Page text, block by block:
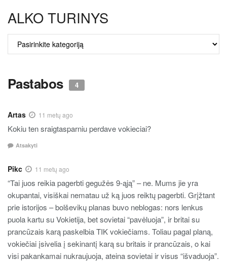
ALKO TURINYS
TURINYS
Pastabos 4
Artas 11 metų ago
Kokiu ten sraigtasparniu perdave vokieciai?
Atsakyti
Pikc 11 metų ago
“Tai juos reikia pagerbti gegužės 9-ąją” – ne. Mums jie yra
okupantai, visiškai nematau už ką juos reiktų pagerbti. Grįžtant
prie istorijos – bolševikų planas buvo neblogas: nors lenkus
puola kartu su Vokietija, bet sovietai “pavėluoja”, ir britai su
prancūzais karą paskelbia TIK vokiečiams. Toliau pagal planą,
vokiečiai įsivelia į sekinantį karą su britais ir prancūzais, o kai
visi pakankamai nukraujuoja, ateina sovietai ir visus “išvaduoja”.